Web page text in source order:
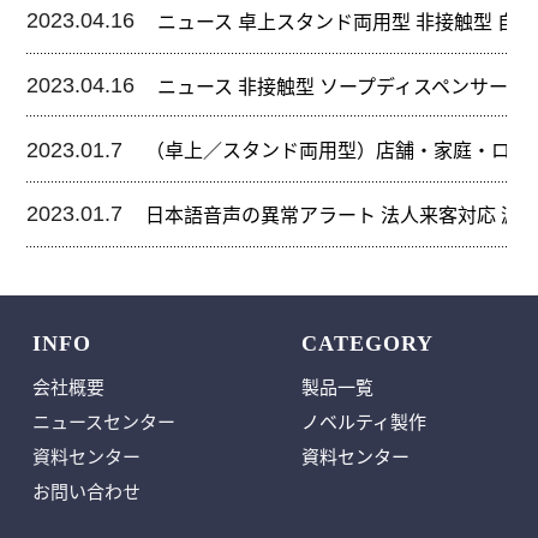
2023.04.16 ニュース 卓上スタンド両用型 非接触型 自
2023.04.16 ニュース 非接触型 ソープディスペンサー
2023.01.7 （卓上／スタンド両用型）店舗・家庭・ロ
2023.01.7 日本語音声の異常アラート 法人来客対応 漏
INFO
会社概要
ニュースセンター
資料センター
お問い合わせ
CATEGORY
製品一覧
ノベルティ製作
資料センター